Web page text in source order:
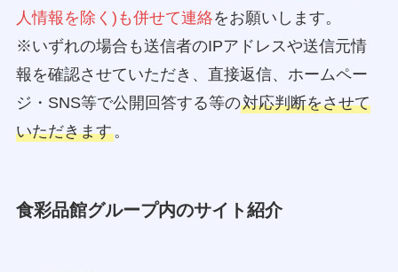
人情報を除く)も併せて連絡をお願いします。
※いずれの場合も送信者のIPアドレスや送信元情
報を確認させていただき、直接返信、ホームペー
ジ・SNS等で公開回答する等の対応判断をさせて
いただきます。
食彩品館グループ内のサイト紹介